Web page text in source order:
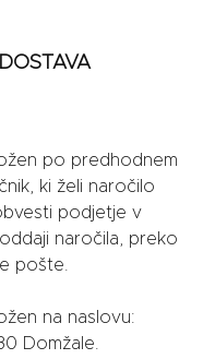
po predhodnem
ki želi naročilo
podjetje v
naročila, preko
pošte.
na naslovu:
Domžale.